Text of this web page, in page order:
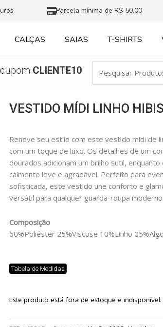
Parcela mínima de R$ 50,00
CALÇAS SAIAS T-SHIRTS
CLIENTE10
Produtos
VESTIDO MÍDI LINHO
Renove seu estilo com este vestido midi de
com um toque de luxo. Os detalhes de um
dourados adicionam um brilho sutil,
caimento leve e agradável. Perfeito para
sofisticada, este vestido une conforto e
versátil para qualquer guarda-roupa
Composição
60%Poliéster 25%Viscose 10%Linho
Tabela de Medidas
Este produto está fora de estoque e indisponível.